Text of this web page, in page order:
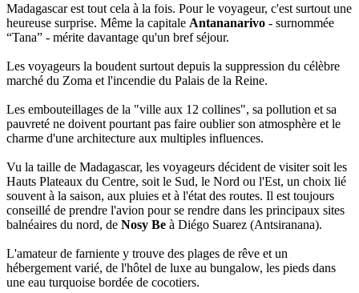
Madagascar est tout cela à la fois. Pour le voyageur, c'est surtout une
heureuse surprise. Même la capitale Antananarivo - surnommée
“Tana” - mérite davantage qu'un bref séjour.
Les voyageurs la boudent surtout depuis la suppression du célèbre
marché du Zoma et l'incendie du Palais de la Reine.
Les embouteillages de la "ville aux 12 collines", sa pollution et sa
pauvreté ne doivent pourtant pas faire oublier son atmosphère et le
charme d'une architecture aux multiples influences.
Vu la taille de Madagascar, les voyageurs décident de visiter soit les
Hauts Plateaux du Centre, soit le Sud, le Nord ou l'Est, un choix lié
souvent à la saison, aux pluies et à l'état des routes. Il est toujours
conseillé de prendre l'avion pour se rendre dans les principaux sites
balnéaires du nord, de Nosy Be à Diégo Suarez (Antsiranana).
L'amateur de farniente y trouve des plages de rêve et un
hébergement varié, de l'hôtel de luxe au bungalow, les pieds dans
une eau turquoise bordée de cocotiers.